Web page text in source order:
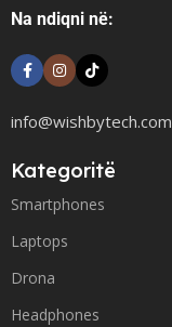
Na ndiqni në:
info@wishbytech.com
Kategoritë
Smartphones
Laptops
Drona
Headphones